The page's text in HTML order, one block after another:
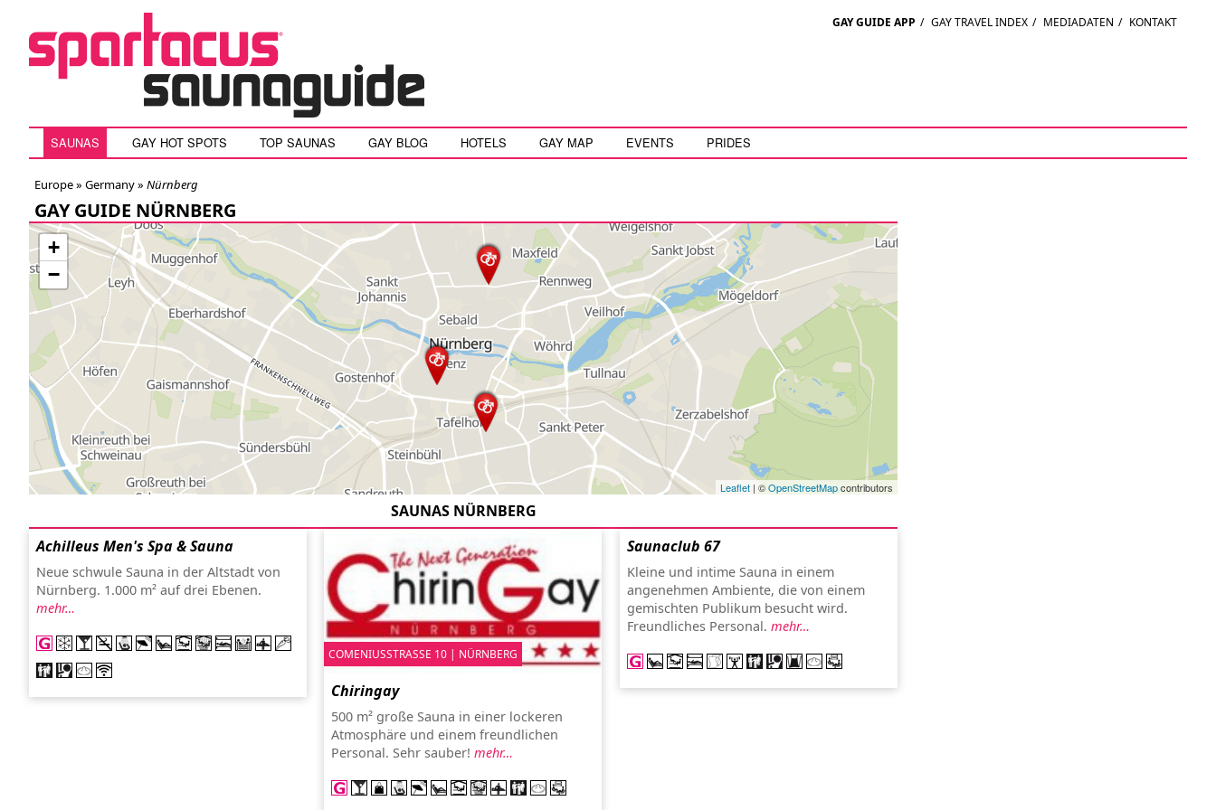
GAY GUIDE APP / GAY TRAVEL INDEX / MEDIADATEN / KONTAKT
SAUNAS GAY HOT SPOTS TOP SAUNAS GAY BLOG HOTELS GAY MAP EVENTS PRIDES
Europe » Germany» Nürnberg
GAY GUIDE NÜRNBERG
+
−
Leaflet | ©OpenStreetMapcontributors
SAUNAS NÜRNBERG
Achilleus Men's Spa & Sauna
Neue schwule Sauna in der Altstadt von
Nürnberg. 1.000 m² auf drei Ebenen.
mehr…
COMENIUSSTRASSE 10 | NÜRNBERG
Chiringay
500 m² große Sauna in einer lockeren
Atmosphäre und einem freundlichen
Personal. Sehr sauber! mehr…
Saunaclub 67
Kleine und intime Sauna in einem
angenehmen Ambiente, die von einem
gemischten Publikum besucht wird.
Freundliches Personal. mehr…